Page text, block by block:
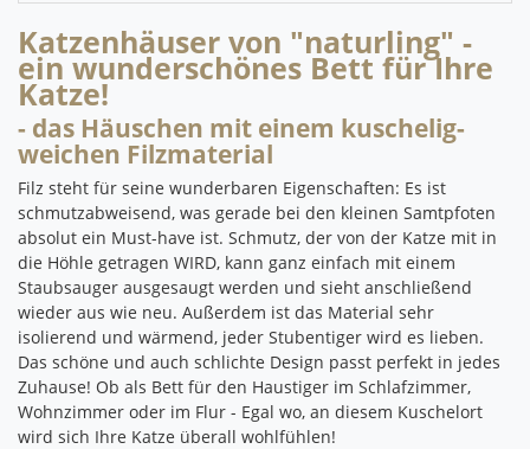
Katzenhäuser von "naturling" -
ein wunderschönes Bett für Ihre
Katze!
- das Häuschen mit einem kuschelig-
weichen Filzmaterial
Filz steht für seine wunderbaren Eigenschaften: Es ist
schmutzabweisend, was gerade bei den kleinen Samtpfoten
absolut ein Must-have ist. Schmutz, der von der Katze mit in
die Höhle getragen WIRD, kann ganz einfach mit einem
Staubsauger ausgesaugt werden und sieht anschließend
wieder aus wie neu. Außerdem ist das Material sehr
isolierend und wärmend, jeder Stubentiger wird es lieben.
Das schöne und auch schlichte Design passt perfekt in jedes
Zuhause! Ob als Bett für den Haustiger im Schlafzimmer,
Wohnzimmer oder im Flur - Egal wo, an diesem Kuschelort
wird sich Ihre Katze überall wohlfühlen!